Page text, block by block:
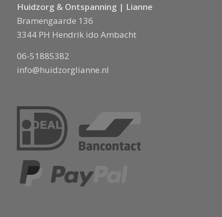
Huidzorg & Ontspanning | Lianne
Bramengaarde 136
3344 PH Hendrik ido Ambacht
06-51885382
info@huidzorglianne.nl